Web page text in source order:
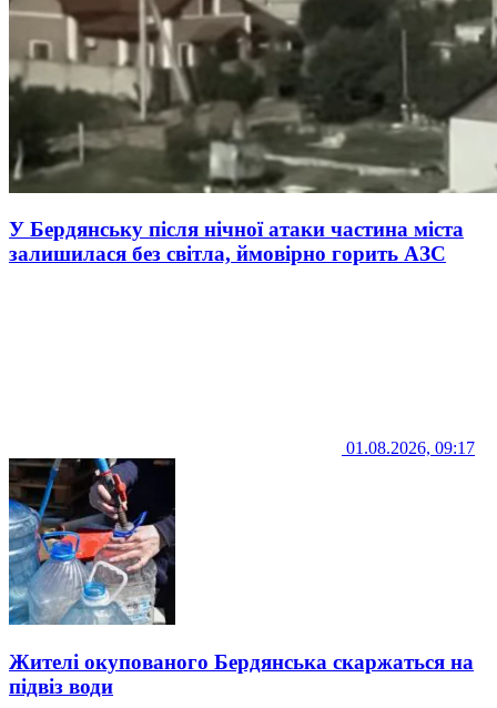
У Бердянську після нічної атаки частина міста
залишилася без світла, ймовірно горить АЗС
01.08.2026, 09:17
Жителі окупованого Бердянська скаржаться на
підвіз води